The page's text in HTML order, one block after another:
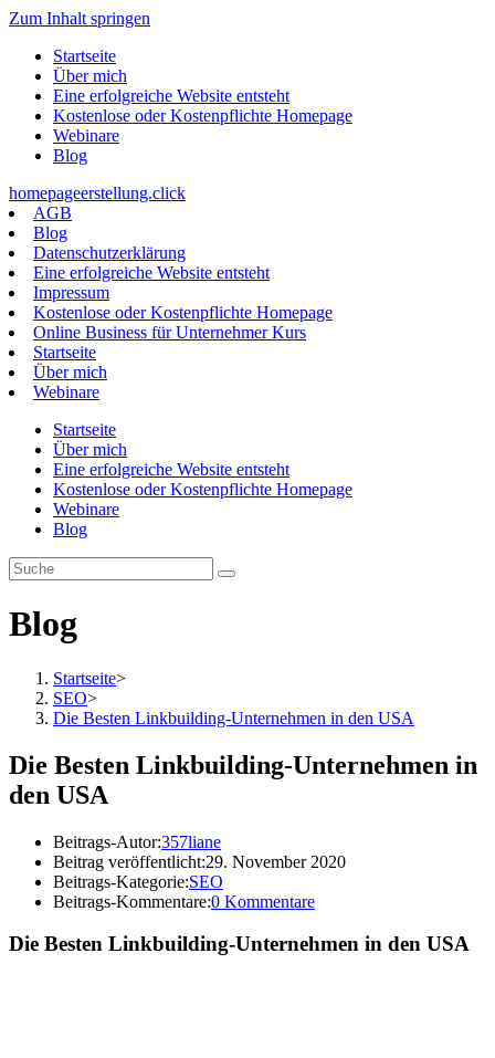
Zum Inhalt springen
Startseite
Über mich
Eine erfolgreiche Website entsteht
Kostenlose oder Kostenpflichte Homepage
Webinare
Blog
homepageerstellung.click
AGB
Blog
Datenschutzerklärung
Eine erfolgreiche Website entsteht
Impressum
Kostenlose oder Kostenpflichte Homepage
Online Business für Unternehmer Kurs
Startseite
Über mich
Webinare
Startseite
Über mich
Eine erfolgreiche Website entsteht
Kostenlose oder Kostenpflichte Homepage
Webinare
Blog
Blog
Startseite>
SEO>
Die Besten Linkbuilding-Unternehmen in den USA
Die Besten Linkbuilding-Unternehmen in
den USA
Beitrags-Autor:357liane
Beitrag veröffentlicht:29. November 2020
Beitrags-Kategorie:SEO
Beitrags-Kommentare:0 Kommentare
Die Besten Linkbuilding-Unternehmen in den USA